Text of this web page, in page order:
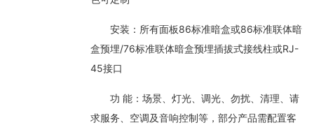
安装：所有面板86标准暗盒或86标准联体暗
盒预埋/76标准联体暗盒预埋插拔式接线柱或RJ-
45接口
功 能：场景、灯光、调光、勿扰、清理、请
求服务、空调及音响控制等，部分产品需配置客